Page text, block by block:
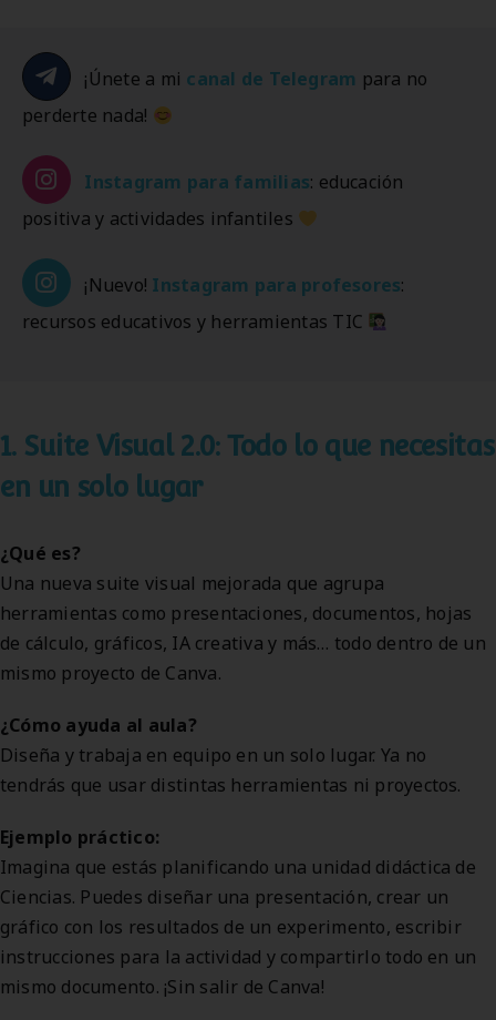
¡Únete a mi canal de Telegram para no
perderte nada!
Instagram para familias: educación
positiva y actividades infantiles
¡Nuevo! Instagram para profesores:
recursos educativos y herramientas TIC
1. Suite Visual 2.0: Todo lo que necesitas
en un solo lugar
¿Qué es?
Una nueva suite visual mejorada que agrupa
herramientas como presentaciones, documentos, hojas
de cálculo, gráficos, IA creativa y más… todo dentro de un
mismo proyecto de Canva.
¿Cómo ayuda al aula?
Diseña y trabaja en equipo en un solo lugar. Ya no
tendrás que usar distintas herramientas ni proyectos.
Ejemplo práctico:
Imagina que estás planificando una unidad didáctica de
Ciencias. Puedes diseñar una presentación, crear un
gráfico con los resultados de un experimento, escribir
instrucciones para la actividad y compartirlo todo en un
mismo documento. ¡Sin salir de Canva!